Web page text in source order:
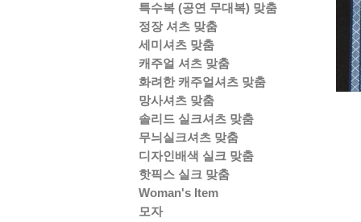
특수복 (공연 무대복) 맞춤
정장 셔츠 맞춤
세미셔츠 맞춤
캐주얼 셔츠 맞춤
화려한 캐주얼셔츠 맞춤
망사셔츠 맞춤
솔리드 실크셔츠 맞춤
무늬실크셔츠 맞춤
디자인배색 실크 맞춤
핫픽스 실크 맞춤
Woman's Item
모자